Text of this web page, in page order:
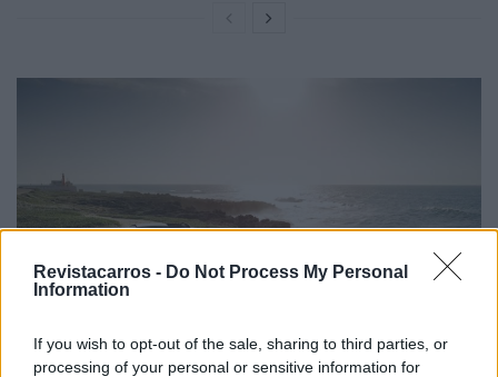
Revistacarros - Do Not Process My Personal
Information
If you wish to opt-out of the sale, sharing to third parties, or
processing of your personal or sensitive information for